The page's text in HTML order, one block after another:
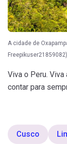
A cidade de
Freepikuser21859082)
Viva o Peru.
contar para
Cusco